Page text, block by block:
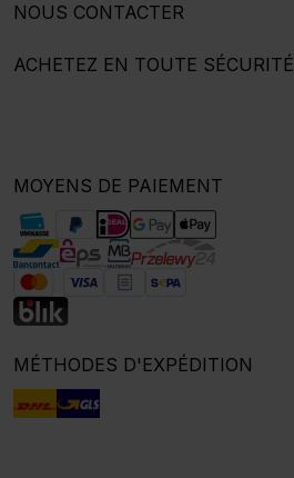
NOUS CONTACTER
ACHETEZ EN TOUTE SÉCURITÉ
MOYENS DE PAIEMENT
MÉTHODES D'EXPÉDITION